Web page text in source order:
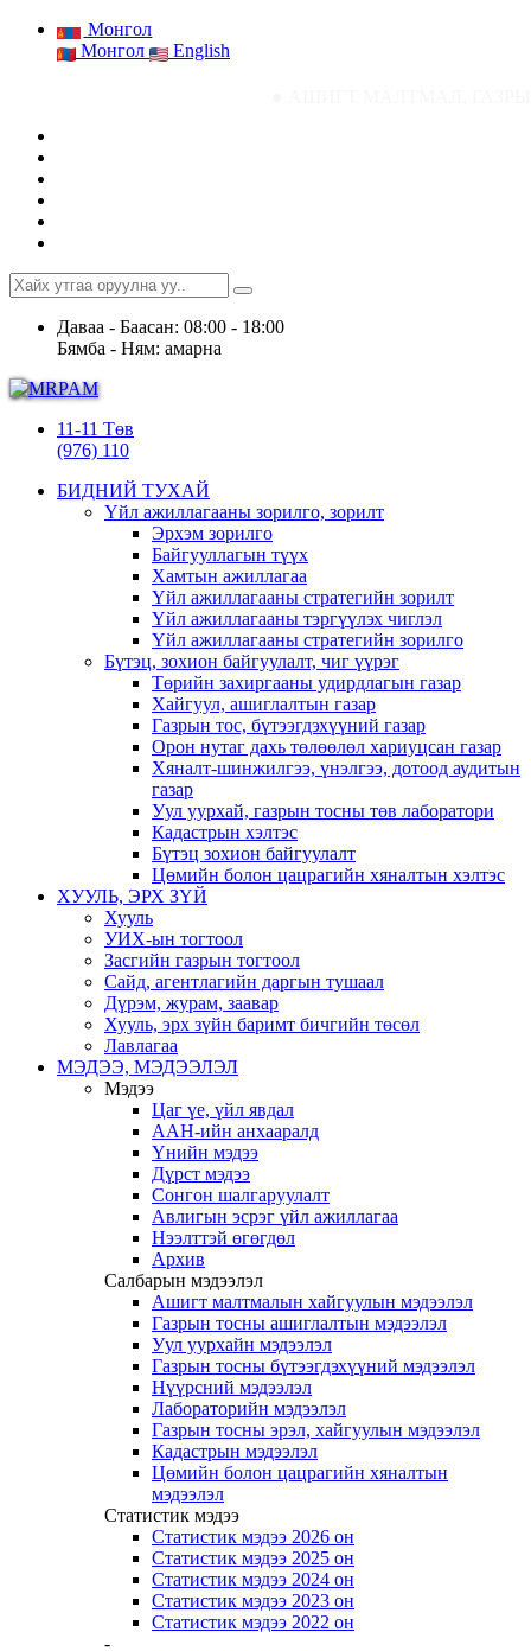
Монгол
Монгол
English
Даваа - Баасан: 08:00 - 18:00
Бямба - Ням: амарна
11-11 Төв
(976) 110
БИДНИЙ ТУХАЙ
Үйл ажиллагааны зорилго, зорилт
Эрхэм зорилго
Байгууллагын түүх
Хамтын ажиллагаа
Үйл ажиллагааны стратегийн зорилт
Үйл ажиллагааны тэргүүлэх чиглэл
Үйл ажиллагааны стратегийн зорилго
Бүтэц, зохион байгуулалт, чиг үүрэг
Төрийн захиргааны удирдлагын газар
Хайгуул, ашиглалтын газар
Газрын тос, бүтээгдэхүүний газар
Орон нутаг дахь төлөөлөл хариуцсан газар
Хяналт-шинжилгээ, үнэлгээ, дотоод аудитын
газар
Уул уурхай, газрын тосны төв лаборатори
Кадастрын хэлтэс
Бүтэц зохион байгуулалт
Цөмийн болон цацрагийн хяналтын хэлтэс
ХУУЛЬ, ЭРХ ЗҮЙ
Хууль
УИХ-ын тогтоол
Засгийн газрын тогтоол
Сайд, агентлагийн даргын тушаал
Дүрэм, журам, заавар
Хууль, эрх зүйн баримт бичгийн төсөл
Лавлагаа
МЭДЭЭ, МЭДЭЭЛЭЛ
Мэдээ
Цаг үе, үйл явдал
ААН-ийн анхааралд
Үнийн мэдээ
Дүрст мэдээ
Сонгон шалгаруулалт
Авлигын эсрэг үйл ажиллагаа
Нээлттэй өгөгдөл
Архив
Салбарын мэдээлэл
Ашигт малтмалын хайгуулын мэдээлэл
Газрын тосны ашиглалтын мэдээлэл
Уул уурхайн мэдээлэл
Газрын тосны бүтээгдэхүүний мэдээлэл
Нүүрсний мэдээлэл
Лабораторийн мэдээлэл
Газрын тосны эрэл, хайгуулын мэдээлэл
Кадастрын мэдээлэл
Цөмийн болон цацрагийн хяналтын
мэдээлэл
Статистик мэдээ
Статистик мэдээ 2026 он
Статистик мэдээ 2025 он
Статистик мэдээ 2024 он
Статистик мэдээ 2023 он
Статистик мэдээ 2022 он
-